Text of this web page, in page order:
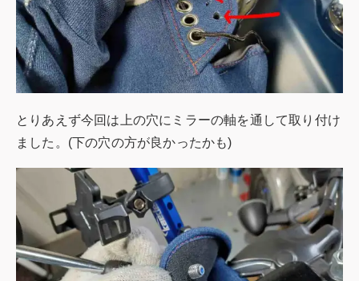
とりあえず今回は上の穴にミラーの軸を通して取り付け
ました。(下の穴の方が良かったかも)